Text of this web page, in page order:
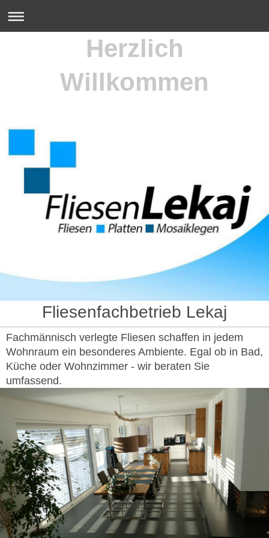
Herzlich
Willkommen
Fliesenfachbetrieb Lekaj
Fachmännisch verlegte Fliesen schaffen in jedem
Wohnraum ein besonderes Ambiente. Egal ob in Bad,
Küche oder Wohnzimmer - wir beraten Sie
umfassend.